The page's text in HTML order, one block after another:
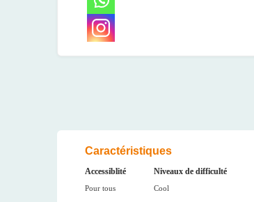
Caractéristiques
Accessiblité
Pour tous
Niveaux de difficulté
Cool